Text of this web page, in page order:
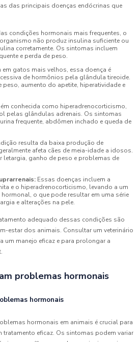
das principais doenças endócrinas que
condições hormonais mais frequentes, o
não produz insulina suficiente ou
corretamente. Os sintomas incluem
e perda de peso.
em gatos mais velhos, essa doença é
de hormônios pela glândula tireoide.
peso, aumento do apetite, hiperatividade e
conhecida como hiperadrenocorticismo,
pelas glândulas adrenais. Os sintomas
frequente, abdômen inchado e queda de
resulta da baixa produção de
afeta cães de meia-idade a idosos.
ganho de peso e problemas de
Essas doenças incluem a
e o hiperadrenocorticismo, levando a um
o que pode resultar em uma série
e alterações na pele.
adequado dessas condições são
estar dos animais. Consultar um veterinário
um manejo eficaz e para prolongar a
problemas hormonais
hormonais
hormonais em animais é crucial para
tratamento eficaz. Os sintomas podem variar